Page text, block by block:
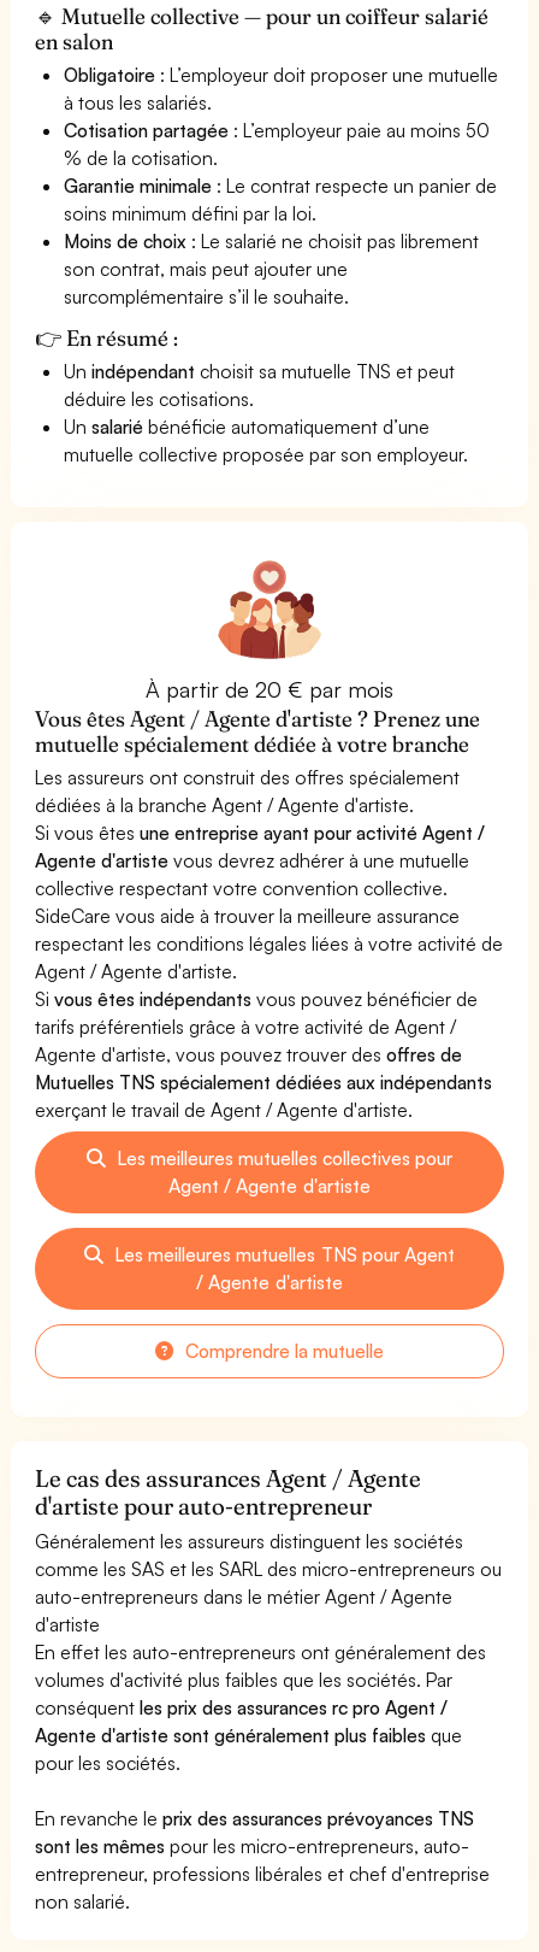
🔹 Mutuelle collective — pour un coiffeur salarié
en salon
Obligatoire : L’employeur doit proposer une mutuelle
à tous les salariés.
Cotisation partagée : L’employeur paie au moins 50
% de la cotisation.
Garantie minimale : Le contrat respecte un panier de
soins minimum défini par la loi.
Moins de choix : Le salarié ne choisit pas librement
son contrat, mais peut ajouter une
surcomplémentaire s’il le souhaite.
👉 En résumé :
Unindépendant choisit sa mutuelle TNS et peut
déduire les cotisations.
Unsalarié bénéficie automatiquement d’une
mutuelle collective proposée par son employeur.
À partir de 20 € par mois
Vous êtes Agent / Agente d'artiste ? Prenez une
mutuelle spécialement dédiée à votre branche
Les assureurs ont construit des offres spécialement
dédiées à la branche Agent / Agente d'artiste.
Si vous êtesune entreprise ayant pour activité Agent /
Agente d'artiste vous devrez adhérer à une mutuelle
collective respectant votre convention collective.
SideCare vous aide à trouver la meilleure assurance
respectant les conditions légales liées à votre activité de
Agent / Agente d'artiste.
Sivous êtes indépendants vous pouvez bénéficier de
tarifs préférentiels grâce à votre activité de Agent /
Agente d'artiste, vous pouvez trouver desoffres de
Mutuelles TNS spécialement dédiées aux indépendants
exerçant le travail de Agent / Agente d'artiste.
Les meilleures mutuelles collectives pour
Agent / Agente d'artiste
Les meilleures mutuelles TNS pour Agent
/ Agente d'artiste
Comprendre la mutuelle
Le cas des assurances Agent / Agente
d'artiste pour auto-entrepreneur
Généralement les assureurs distinguent les sociétés
comme les SAS et les SARL des micro-entrepreneurs ou
auto-entrepreneurs dans le métier Agent / Agente
d'artiste
En effet les auto-entrepreneurs ont généralement des
volumes d'activité plus faibles que les sociétés. Par
conséquentles prix des assurances rc pro Agent /
Agente d'artiste sont généralement plus faibles que
pour les sociétés.
En revanche leprix des assurances prévoyances TNS
sont les mêmes pour les micro-entrepreneurs, auto-
entrepreneur, professions libérales et chef d'entreprise
non salarié.